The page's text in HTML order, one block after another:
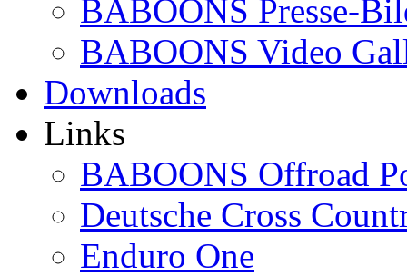
BABOONS Presse-
BABOONS Video
Downloads
Links
BABOONS Offroad
Deutsche Cross
Enduro One